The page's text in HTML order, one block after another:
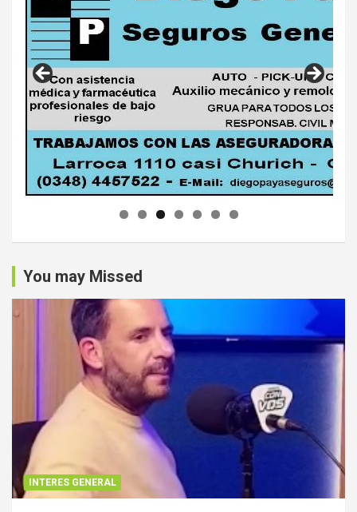
You may Missed
INTERES GENERAL